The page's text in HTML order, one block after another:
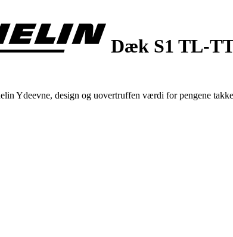
Dæk S1 TL-
Ydeevne, design og uovertruffen værdi for pengene